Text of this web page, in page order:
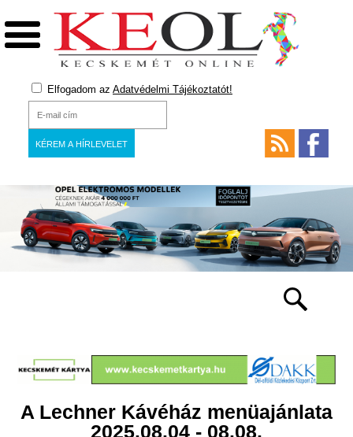
Elfogadom az Adatvédelmi Tájékoztatót!
A Lechner Kávéház menüajánlata
2025.08.04 - 08.08.